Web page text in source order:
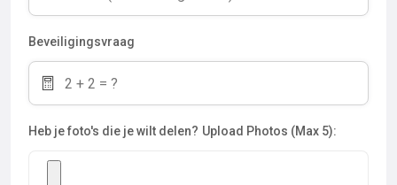
Beveiligingsvraag
Heb je foto's die je wilt delen? Upload Photos (Max 5):